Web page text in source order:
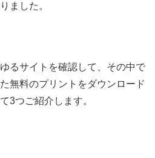
ました。
るサイトを確認して、その中で
無料のプリントをダウンロード
3つご紹介します。